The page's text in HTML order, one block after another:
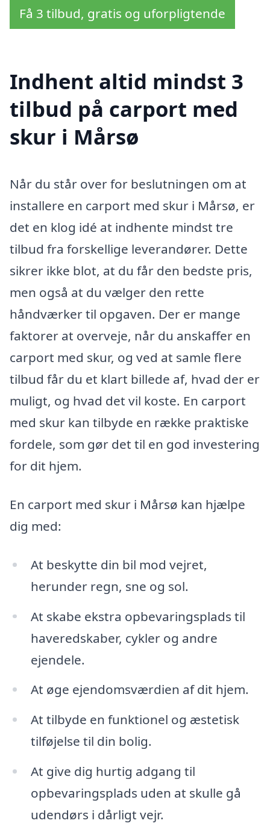
Få 3 tilbud, gratis og uforpligtende
Indhent altid mindst 3
tilbud på carport med
skur i Mårsø
Når du står over for beslutningen om at
installere en carport med skur i Mårsø, er
det en klog idé at indhente mindst tre
tilbud fra forskellige leverandører. Dette
sikrer ikke blot, at du får den bedste pris,
men også at du vælger den rette
håndværker til opgaven. Der er mange
faktorer at overveje, når du anskaffer en
carport med skur, og ved at samle flere
tilbud får du et klart billede af, hvad der er
muligt, og hvad det vil koste. En carport
med skur kan tilbyde en række praktiske
fordele, som gør det til en god investering
for dit hjem.
En carport med skur i Mårsø kan hjælpe
dig med:
At beskytte din bil mod vejret,
herunder regn, sne og sol.
At skabe ekstra opbevaringsplads til
haveredskaber, cykler og andre
ejendele.
At øge ejendomsværdien af dit hjem.
At tilbyde en funktionel og æstetisk
tilføjelse til din bolig.
At give dig hurtig adgang til
opbevaringsplads uden at skulle gå
udendørs i dårligt vejr.